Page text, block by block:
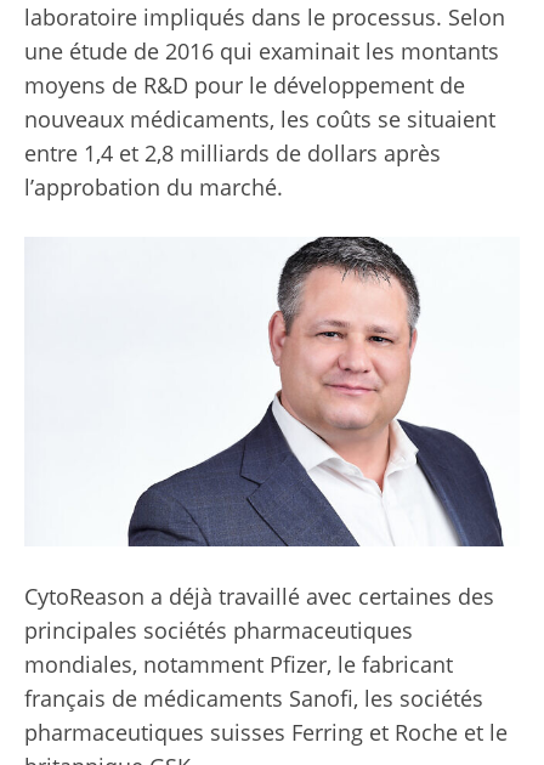
laboratoire impliqués dans le processus. Selon
une étude de 2016 qui examinait les montants
moyens de R&D pour le développement de
nouveaux médicaments, les coûts se situaient
entre 1,4 et 2,8 milliards de dollars après
l’approbation du marché.
CytoReason a déjà travaillé avec certaines des
principales sociétés pharmaceutiques
mondiales, notamment Pfizer, le fabricant
français de médicaments Sanofi, les sociétés
pharmaceutiques suisses Ferring et Roche et le